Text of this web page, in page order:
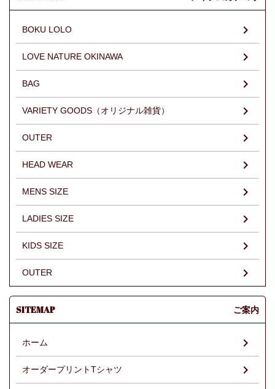
BOKU LOLO
LOVE NATURE OKINAWA
BAG
VARIETY GOODS（オリジナル雑貨）
OUTER
HEAD WEAR
MENS SIZE
LADIES SIZE
KIDS SIZE
OUTER
SITEMAP ご案内
ホーム
オーダープリントTシャツ